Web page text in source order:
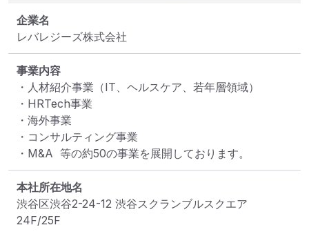
企業名
レバレジーズ株式会社
事業内容
・人材紹介事業（IT、ヘルスケア、若年層領域）
・HRTech事業
・海外事業
・コンサルティング事業
・M&A  等の約50の事業を展開しております。
本社所在地名
渋谷区渋谷2-24-12 渋谷スクランブルスクエア
24F/25F